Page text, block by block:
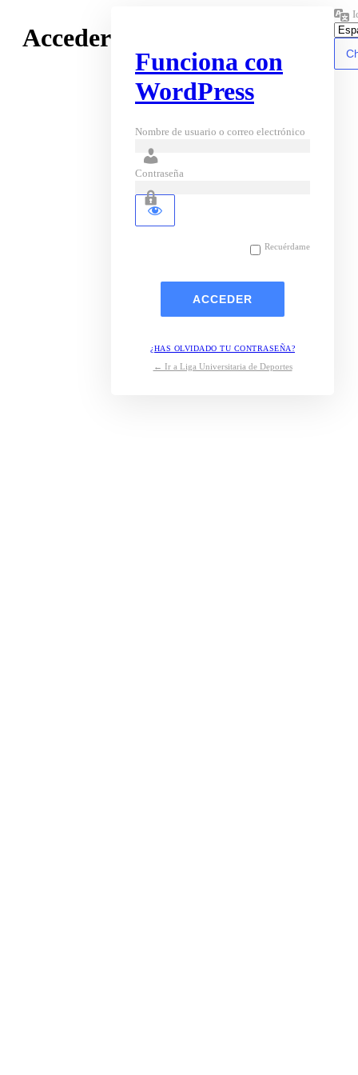
Acceder
Funciona con
WordPress
Nombre de usuario o correo electrónico
Contraseña
Recuérdame
¿HAS OLVIDADO TU CONTRASEÑA?
← Ir a Liga Universitaria de Deportes